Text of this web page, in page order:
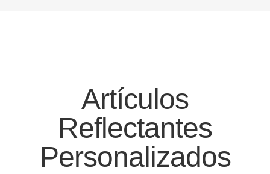
Artículos
Reflectantes
Personalizados